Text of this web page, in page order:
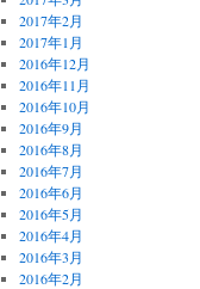
2017年2月
2017年1月
2016年12月
2016年11月
2016年10月
2016年9月
2016年8月
2016年7月
2016年6月
2016年5月
2016年4月
2016年3月
2016年2月